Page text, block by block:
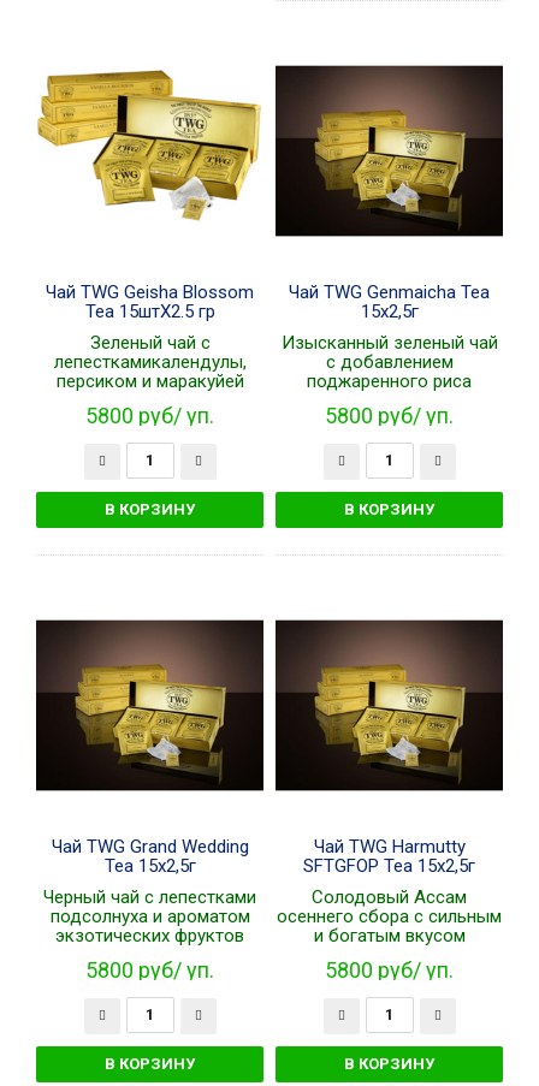
Чай TWG Geisha Blossom
Tea 15штХ2.5 гр
Зеленый чай с
лепесткамикалендулы,
персиком и маракуйей
5800 руб/ уп.
Чай TWG Genmaicha Tea
15х2,5г
Изысканный зеленый чай
с добавлением
поджаренного риса
5800 руб/ уп.
Чай TWG Grand Wedding
Tea 15х2,5г
Черный чай с лепестками
подсолнуха и ароматом
экзотических фруктов
5800 руб/ уп.
Чай TWG Harmutty
SFTGFOP Tea 15х2,5г
Солодовый Ассам
осеннего сбора с сильным
и богатым вкусом
5800 руб/ уп.